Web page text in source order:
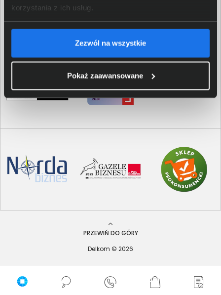
korzystania z ich usług.
Zezwól na wszystkie
Pokaż zaawansowane
PRZEWIŃ DO GÓRY
Delkom © 2026